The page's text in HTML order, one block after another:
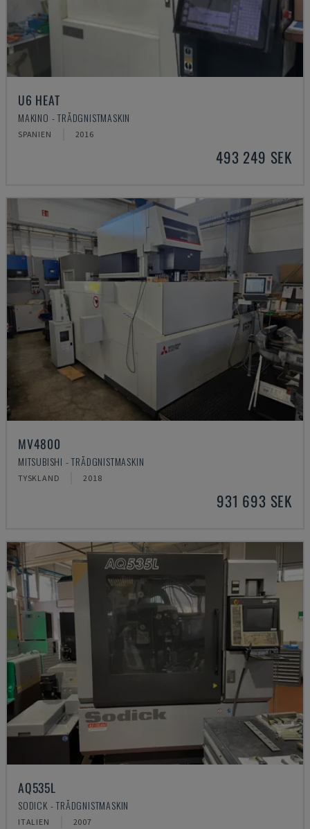
U6 HEAT
MAKINO - TRÅDGNISTMASKIN
SPANIEN 2016
493 249 SEK
MV4800
MITSUBISHI - TRÅDGNISTMASKIN
TYSKLAND 2018
931 693 SEK
AQ535L
SODICK - TRÅDGNISTMASKIN
ITALIEN 2007